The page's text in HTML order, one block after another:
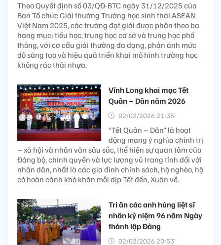
Theo Quyết định số 03/QĐ-BTC ngày 31/12/2025 của
Ban Tổ chức Giải thưởng Trường học sinh thái ASEAN
Việt Nam 2025, các trường đạt giải được phân theo ba
hạng mục: tiểu học, trung học cơ sở và trung học phổ
thông, với cơ cấu giải thưởng đa dạng, phản ánh mức
độ sáng tạo và hiệu quả triển khai mô hình trường học
không rác thải nhựa.
Vĩnh Long khai mạc Tết
Quân – Dân năm 2026
02/02/2026 21:35’
“Tết Quân – Dân” là hoạt
động mang ý nghĩa chính trị
– xã hội và nhân văn sâu sắc, thể hiện sự quan tâm của
Đảng bộ, chính quyền và lực lượng vũ trang tỉnh đối với
nhân dân, nhất là các gia đình chính sách, hộ nghèo, hộ
có hoàn cảnh khó khăn mỗi dịp Tết đến, Xuân về.
Tri ân các anh hùng liệt sĩ
nhân kỷ niệm 96 năm Ngày
thành lập Đảng
02/02/2026 20:53’